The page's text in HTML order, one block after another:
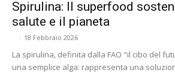
Spirulina: Il superfood
salute e il pianeta
- 18 Febbraio 2026
La spirulina, definita dalla FAO "il cibo del
una semplice alga: rappresenta una